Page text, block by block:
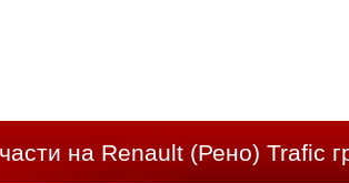
на Renault (Рено) Trafic